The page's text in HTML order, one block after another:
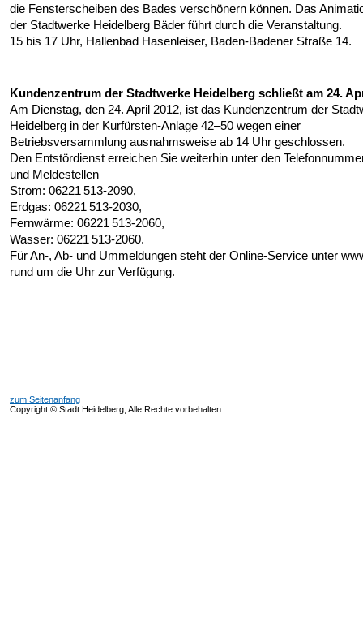
die Fensterscheiben des Bades verschönern können. Das
der Stadtwerke Heidelberg Bäder führt durch die Veranstaltung.
15 bis 17 Uhr, Hallenbad Hasenleiser, Baden-Badener Straße 14.
Kundenzentrum der Stadtwerke Heidelberg schließt am 24.
Am Dienstag, den 24. April 2012, ist das Kundenzentrum der
Heidelberg in der Kurfürsten-Anlage 42–50 wegen einer
Betriebsversammlung ausnahmsweise ab 14 Uhr geschlossen.
Den Entstördienst erreichen Sie weiterhin unter den
und Meldestellen
Strom: 06221 513-2090, ­
Erdgas: 06221 513-2030,
Fernwärme: 06221 513-2060,
Wasser: 06221 513-2060.
Für An-, Ab- und Ummeldungen steht der Online-Service unter
rund um die Uhr zur Verfügung.
zum Seitenanfang
Copyright © Stadt Heidelberg, Alle Rechte vorbehalten